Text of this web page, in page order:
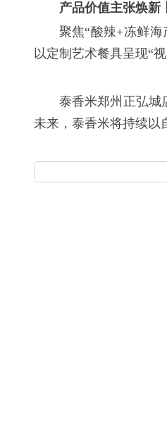
产品价值主张焕新
聚焦“酸辣+冻鲜
以定制艺术餐具呈现“
泰香米郑州正弘城
未来，泰香米将持续以